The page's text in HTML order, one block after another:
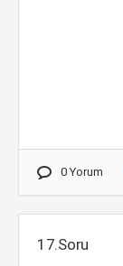
0 Yorum
17.Soru